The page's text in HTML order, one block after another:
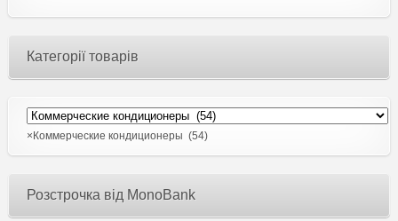
Категорії товарів
× Коммерческие кондиционеры (54)
Розстрочка від MonoBank